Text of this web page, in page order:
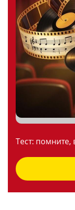
Тест: помните,